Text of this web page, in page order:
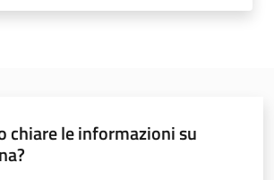
chiare le informazioni su